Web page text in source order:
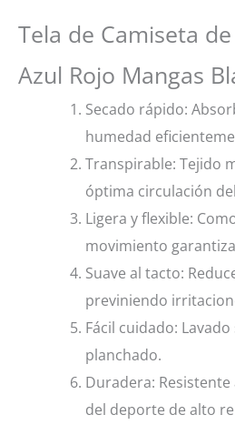
Tela de Camiseta
Azul Rojo Mangas
Secado rápido:
humedad
Transpirable: Tejido
óptima circulación
Ligera y flexible:
movimiento
Suave al tacto:
previniendo
Fácil cuidado:
planchado.
Duradera:
del deporte de alto